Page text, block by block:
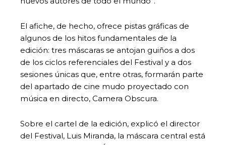
El afiche, de hecho, ofrece pistas gráficas de
algunos de los hitos fundamentales de la
edición: tres máscaras se antojan guiños a dos
de los ciclos referenciales del Festival y a dos
sesiones únicas que, entre otras, formarán parte
del apartado de cine mudo proyectado con
música en directo, Camera Obscura.
Sobre el cartel de la edición, explicó el director
del Festival, Luis Miranda, la máscara central está